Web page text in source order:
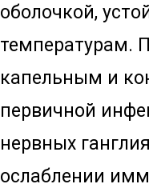
оболочкой,
температурам.
капельным и
первичной
нервных
ослаблении